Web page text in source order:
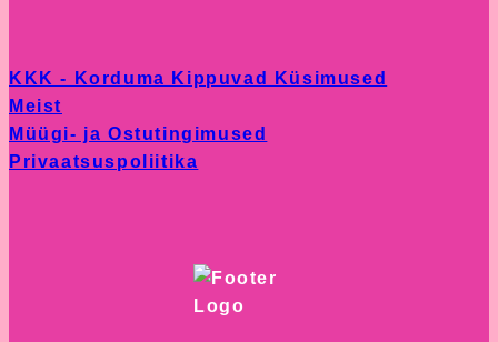
product
KKK - Korduma Kippuvad Küsimused
Meist
Müügi- ja Ostutingimused
Privaatsuspoliitika